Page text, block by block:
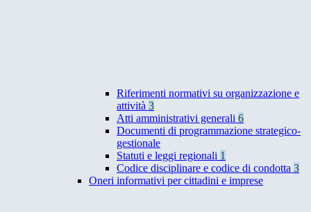
Riferimenti normativi su organizzazione e
attività 3
Atti amministrativi generali 6
Documenti di programmazione strategico-
gestionale
Statuti e leggi regionali 1
Codice disciplinare e codice di condotta 3
Oneri informativi per cittadini e imprese